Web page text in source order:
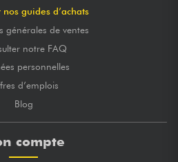
guides d’achats
générales de ventes
notre FAQ
personnelles
d’emplois
Blog
compte